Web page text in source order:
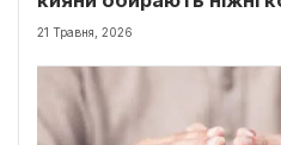
класики
21 Травня, 2026